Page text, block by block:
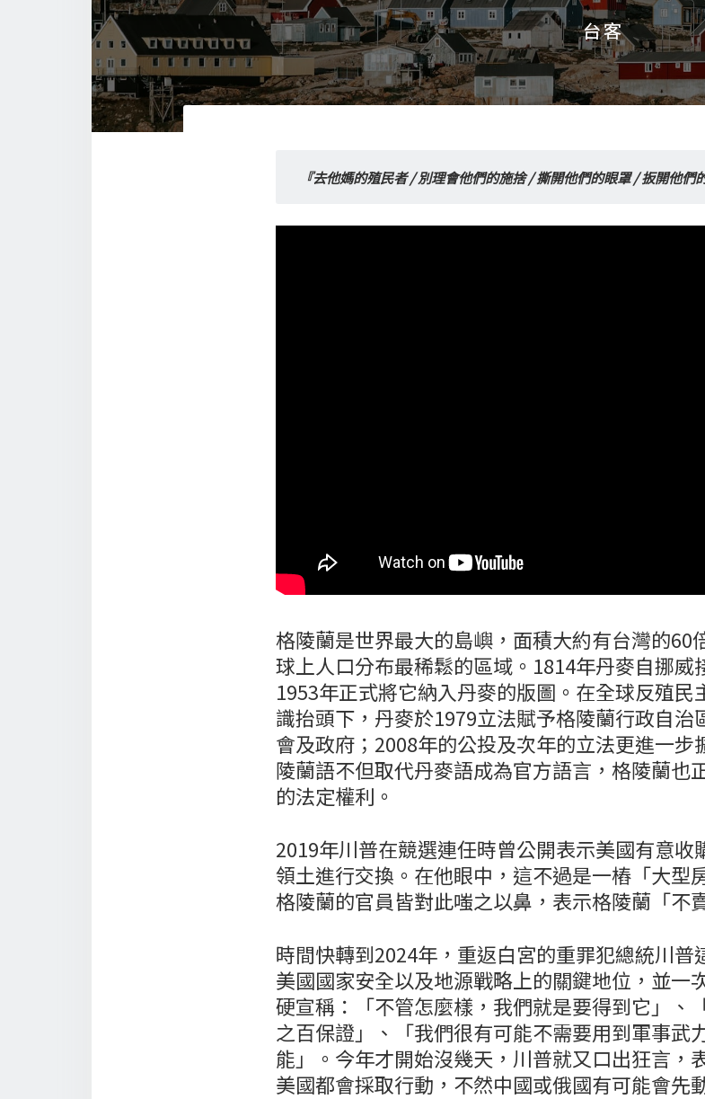
台客
台客
『去他媽的殖民者 / 別理會他們的施捨 / 撕開他們的眼罩 / 扳開他們
格陵蘭是世界最大的島嶼，面積大約有台灣的60
球上人口分布最稀鬆的區域。1814年丹麥自挪
1953年正式將它納入丹麥的版圖。在全球反殖
識抬頭下，丹麥於1979立法賦予格陵蘭行政自
會及政府；2008年的公投及次年的立法更進一
陵蘭語不但取代丹麥語成為官方語言，格陵蘭也
的法定權利。
2019年川普在競選連任時曾公開表示美國有意
領土進行交換。在他眼中，這不過是一樁「大型
格陵蘭的官員皆對此嗤之以鼻，表示格陵蘭「不
時間快轉到2024年，重返白宮的重罪犯總統川
美國國家安全以及地源戰略上的關鍵地位，並一
硬宣稱：「不管怎麼樣，我們就是要得到它」、
之百保證」、「我們很有可能不需要用到軍事武
能」。今年才開始沒幾天，川普就又口出狂言，
美國都會採取行動，不然中國或俄國有可能會先